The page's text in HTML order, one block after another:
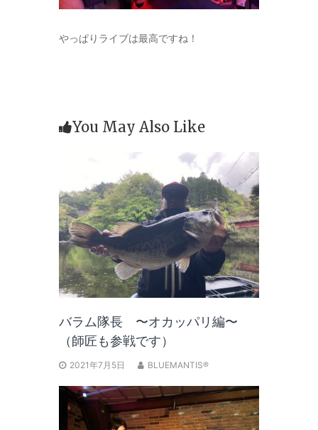
やっぱりライブは最高ですね！
You May Also Like
バラム隊長 〜オカッパリ編〜
（師匠も参戦です）
2021年7月5日 BLUEMANTIS®